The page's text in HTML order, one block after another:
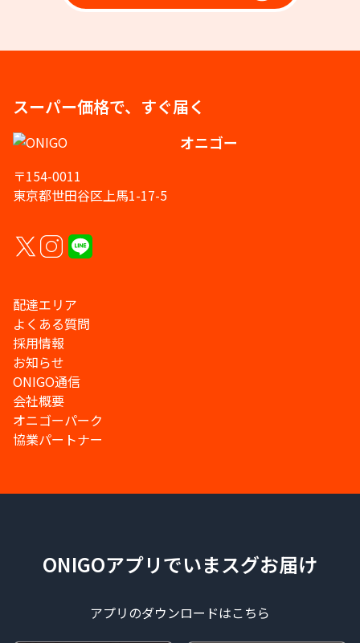
スーパー価格で、すぐ届く
オニゴー
〒154-0011
東京都世田谷区上馬1-17-5
配達エリア
よくある質問
採用情報
お知らせ
ONIGO通信
会社概要
オニゴーパーク
協業パートナー
ONIGOアプリでいまスグお届け
アプリのダウンロードはこちら